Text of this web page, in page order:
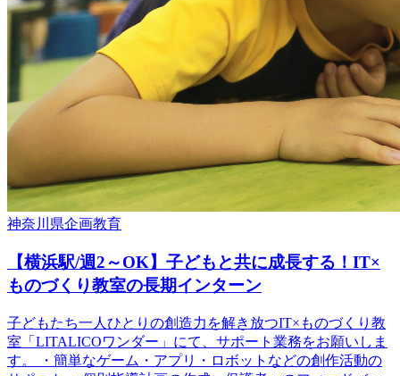
神奈川県企画教育
【横浜駅/週2～OK】子どもと共に成長する！IT×
ものづくり教室の長期インターン
子どもたち一人ひとりの創造力を解き放つIT×ものづくり教
室「LITALICOワンダー」にて、サポート業務をお願いしま
す。 ・簡単なゲーム・アプリ・ロボットなどの創作活動の